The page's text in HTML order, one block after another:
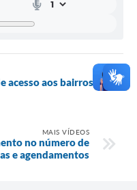
acesso aos bairros
MAIS VÍDEOS
no número de
e agendamentos